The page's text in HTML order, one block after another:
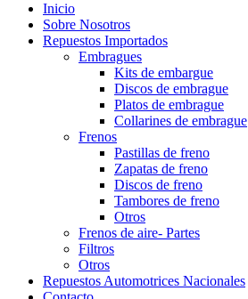
Inicio
Sobre Nosotros
Repuestos Importados
Embragues
Kits de embargue
Discos de embrague
Platos de embrague
Collarines de embrague
Frenos
Pastillas de freno
Zapatas de freno
Discos de freno
Tambores de freno
Otros
Frenos de aire- Partes
Filtros
Otros
Repuestos Automotrices Nacionales